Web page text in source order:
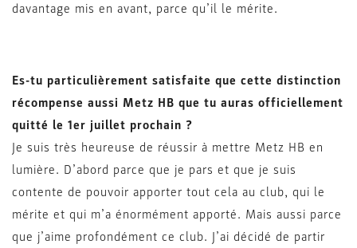
davantage mis en avant, parce qu’il le mérite.
Es-tu particulièrement satisfaite que cette distinction
récompense aussi Metz HB que tu auras officiellement
quitté le 1er juillet prochain ?
Je suis très heureuse de réussir à mettre Metz HB en
lumière. D’abord parce que je pars et que je suis
contente de pouvoir apporter tout cela au club, qui le
mérite et qui m’a énormément apporté. Mais aussi parce
que j’aime profondément ce club. J’ai décidé de partir